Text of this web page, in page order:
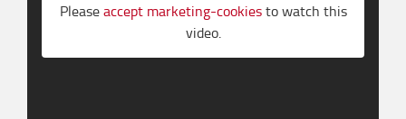
Pleaseaccept marketing-cookiesto watch this
video.